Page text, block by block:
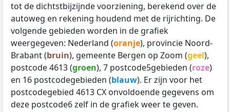
tot de dichtstbijzijnde voorziening, berekend over de
autoweg en rekening houdend met de rijrichting. De
volgende gebieden worden in de grafiek
weergegeven: Nederland (oranje), provincie Noord-
Brabant (bruin), gemeente Bergen op Zoom (geel),
postcode 4613 (groen), 7 postcode5gebieden (roze)
en 16 postcodegebieden (blauw). Er zijn voor het
postcodegebied 4613 CX onvoldoende gegevens om
deze postcode6 zelf in de grafiek weer te geven.